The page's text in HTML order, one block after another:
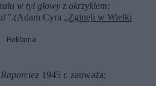
w tył głowy z okrzykiem:
.(Adam Cyra „Zginęli w Wielki
Reklama
Raporciez 1945 r. zauważa: